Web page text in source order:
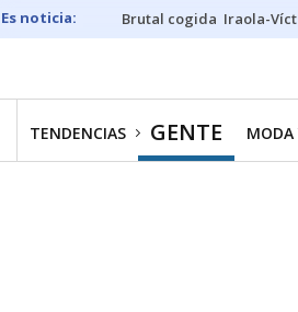
Brutal cogida Iraola-
TENDENCIAS GENTE MODA